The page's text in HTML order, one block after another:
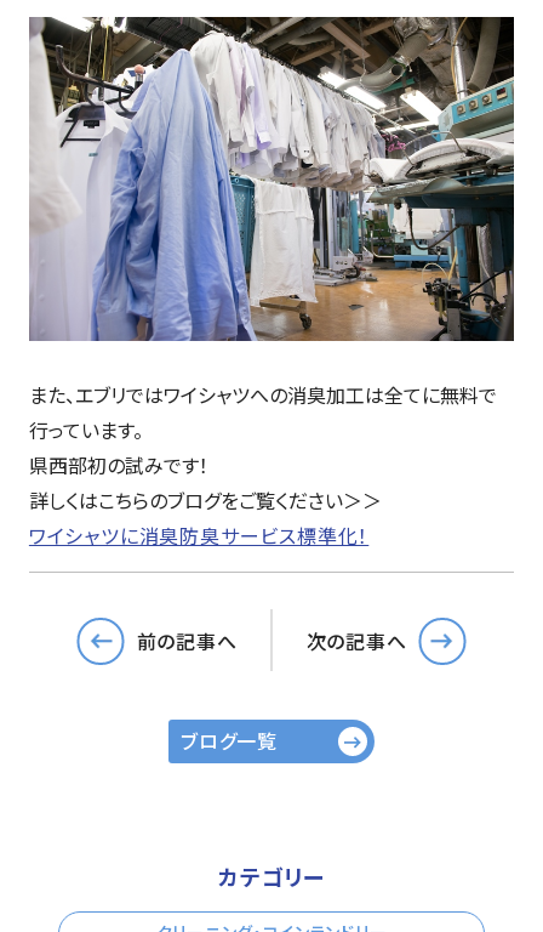
また、エブリではワイシャツへの消臭加工は全てに無料で
行っています。
県西部初の試みです！
詳しくはこちらのブログをご覧ください＞＞
ワイシャツに消臭防臭サービス標準化！
前の記事へ 次の記事へ
ブログ一覧
カテゴリー